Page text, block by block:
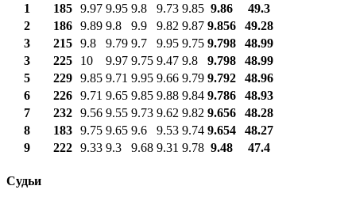
1
185 9.97 9.95 9.8 9.73 9.85 9.86
49.3
2
186 9.89 9.8 9.9 9.82 9.87 9.856
49.28
3
215 9.8 9.79 9.7 9.95 9.75 9.798
48.99
3
225 10 9.97 9.75 9.47 9.8 9.798
48.99
5
229 9.85 9.71 9.95 9.66 9.79 9.792
48.96
6
226 9.71 9.65 9.85 9.88 9.84 9.786
48.93
7
232 9.56 9.55 9.73 9.62 9.82 9.656
48.28
8
183 9.75 9.65 9.6 9.53 9.74 9.654
48.27
9
222 9.33 9.3 9.68 9.31 9.78 9.48 47.4
Судьи